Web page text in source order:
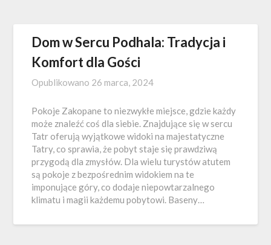
Dom w Sercu Podhala: Tradycja i
Komfort dla Gości
Opublikowano 26 marca, 2024
Pokoje Zakopane to niezwykłe miejsce, gdzie każdy
może znaleźć coś dla siebie. Znajdujące się w sercu
Tatr oferują wyjątkowe widoki na majestatyczne
Tatry, co sprawia, że pobyt staje się prawdziwą
przygodą dla zmysłów. Dla wielu turystów atutem
są pokoje z bezpośrednim widokiem na te
imponujące góry, co dodaje niepowtarzalnego
klimatu i magii każdemu pobytowi. Baseny…